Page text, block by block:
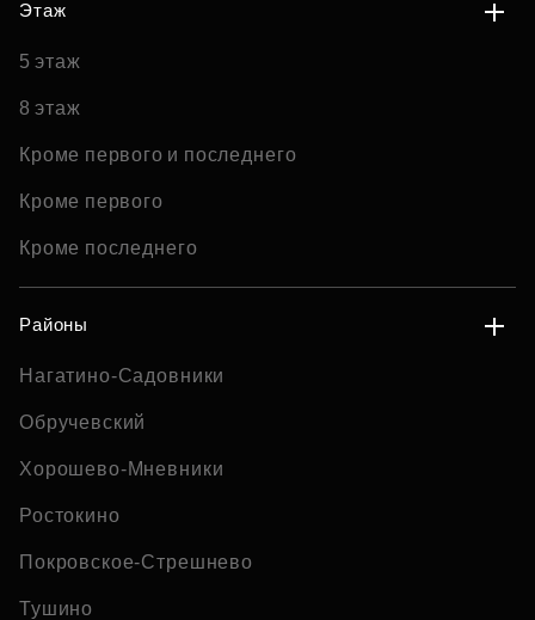
Этаж
5 этаж
8 этаж
Кроме первого и последнего
Кроме первого
Кроме последнего
Районы
Нагатино-Садовники
Обручевский
Хорошево-Мневники
Ростокино
Покровское-Стрешнево
Тушино